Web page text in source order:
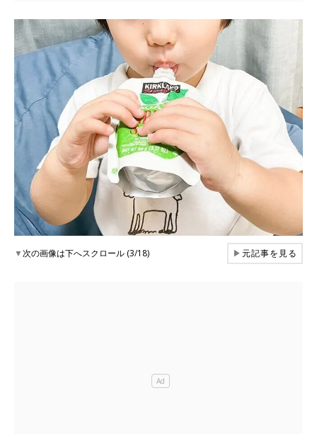
▼次の画像は下へスクロール (3/18) ▶元記事を見る